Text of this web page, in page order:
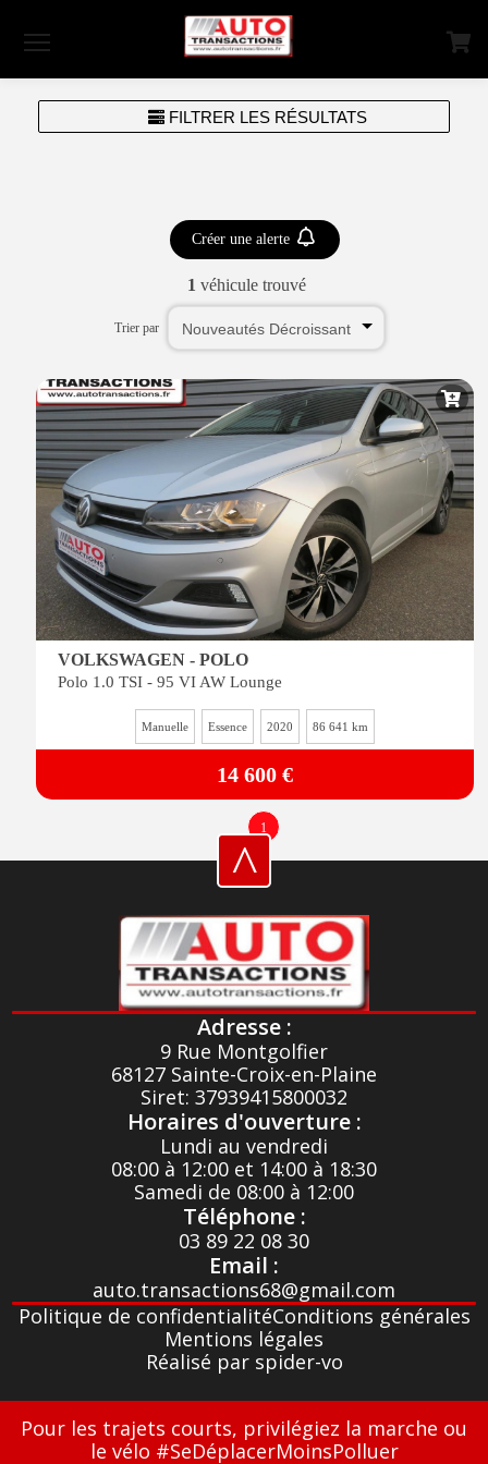
FILTRER LES RÉSULTATS
1 véhicule trouvé
Créer une alerte
Trier par
VOLKSWAGEN - POLO
Polo 1.0 TSI - 95 VI AW Lounge
Manuelle Essence 2020 86 641 km
14 600 €
1
^
Adresse :
9 Rue Montgolfier
68127 Sainte-Croix-en-Plaine
Siret: 37939415800032
Horaires d'ouverture :
Lundi au vendredi
08:00 à 12:00 et 14:00 à 18:30
Samedi de 08:00 à 12:00
Téléphone :
03 89 22 08 30
Email :
auto.transactions68@gmail.com
Politique de confidentialitéConditions générales
Mentions légales
Réalisé par spider-vo
Pour les trajets courts, privilégiez la marche ou
le vélo #SeDéplacerMoinsPolluer